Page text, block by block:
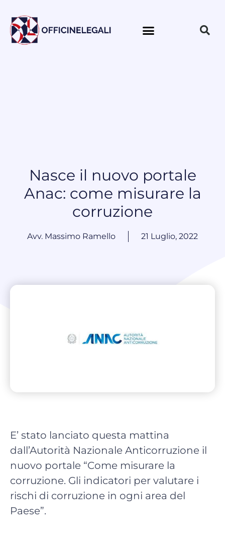
Nasce il nuovo portale
Anac: come misurare la
corruzione
Avv. Massimo Ramello 21 Luglio, 2022
E’ stato lanciato questa mattina
dall’Autorità Nazionale Anticorruzione il
nuovo portale “Come misurare la
corruzione. Gli indicatori per valutare i
rischi di corruzione in ogni area del
Paese”.